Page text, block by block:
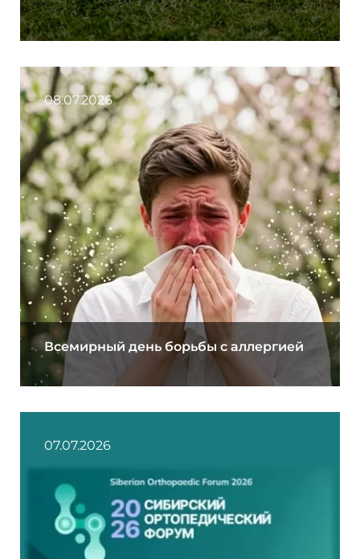
08.07.2026
Всемирный день борьбы с аллергией
07.07.2026